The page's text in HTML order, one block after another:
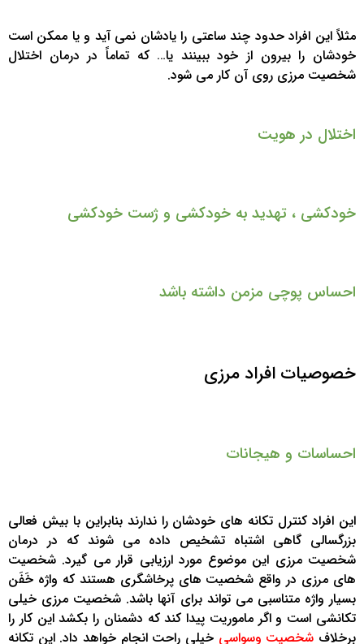
مثلاً این افراد حدود چند ساعتی را یادشان نمی آید و یا ممکن است
خودشان را بیرون از خود ببینند یا… که تماماً در درمان اختلال
شخصیت مرزی روی آن کار می شود.
اختلال در هویت
خودکشی ، تهدید به خودکشی و ژست خودکشی
احساس پوچی مزمن داشته باشد
خصوصیات افراد مرزی
احساسات و هیجانات
این افراد کنترل تکانه های خودشان را ندارند بنابراین با بیش فعالی
بزرگسالی گاهی اشتباه تشخیص داده می شوند که در درمان
شخصیت مرزی این موضوع مورد ارزیابی قرار می گیرد. شخصیت
های مرزی در واقع شخصیت های پرخاشگری هستند که واژه خَفَن
بسیار واژه متناسبی می تواند برای آنها باشد. شخصیت مرزی خیلی
تکانشی است و اگر ماموریت پیدا کند که دشمنان را بکشد این کار را
برخلاف شخصیت وسواسی خیلی راحت انجام خواهد داد. این تکانه